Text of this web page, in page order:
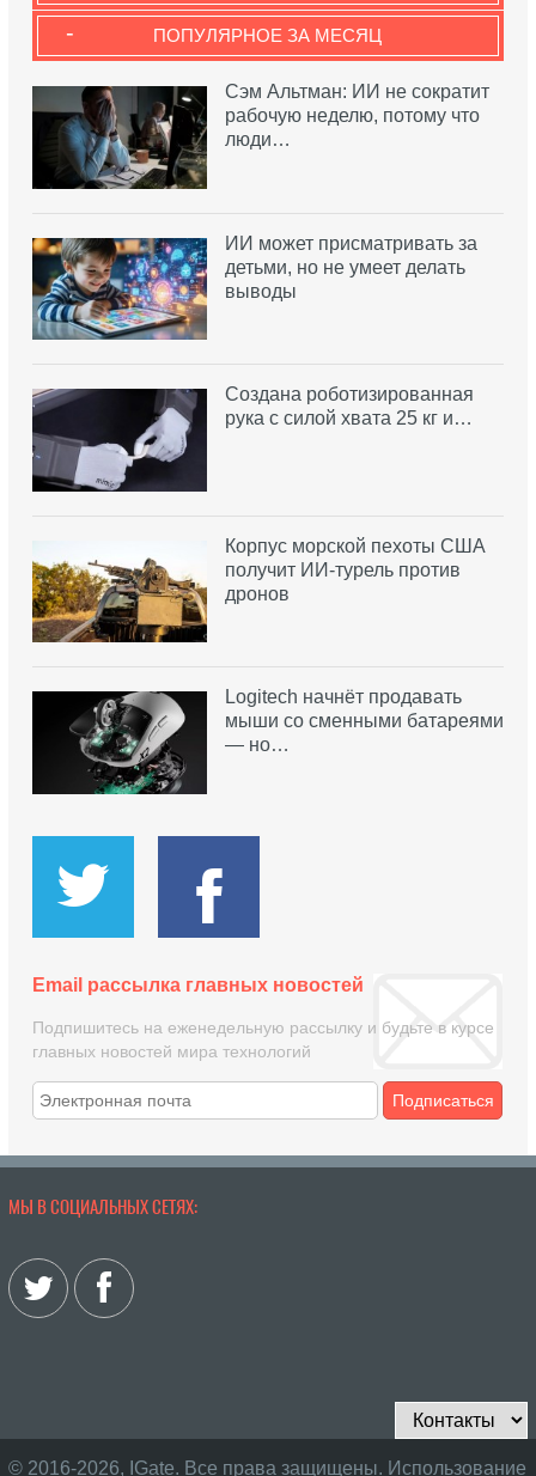
ПОПУЛЯРНОЕ ЗА МЕСЯЦ
-
Сэм Альтман: ИИ не сократит
рабочую неделю, потому что
люди…
ИИ может присматривать за
детьми, но не умеет делать
выводы
Создана роботизированная
рука с силой хвата 25 кг и…
Корпус морской пехоты США
получит ИИ-турель против
дронов
Logitech начнёт продавать
мыши со сменными батареями
— но…
Email рассылка главных новостей
Подпишитесь на еженедельную рассылку и будьте в курсе
главных новостей мира технологий
Подписаться
МЫ В СОЦИАЛЬНЫХ СЕТЯХ:
© 2016-2026, IGate. Все права защищены. Использование